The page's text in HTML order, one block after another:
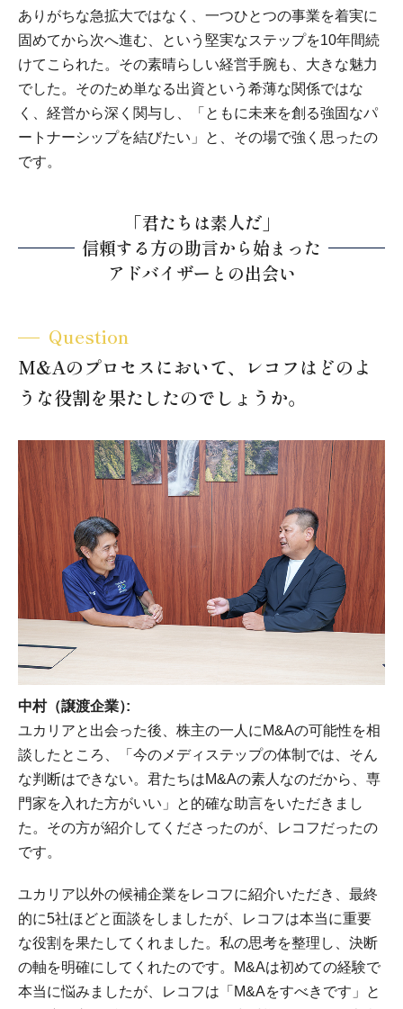
ありがちな急拡大ではなく、一つひとつの事業を着実に
固めてから次へ進む、という堅実なステップを10年間続
けてこられた。その素晴らしい経営手腕も、大きな魅力
でした。そのため単なる出資という希薄な関係ではな
く、経営から深く関与し、「ともに未来を創る強固なパ
ートナーシップを結びたい」と、その場で強く思ったの
です。
「君たちは素人だ」
信頼する方の助言から始まった
アドバイザーとの出会い
Question
M&Aのプロセスにおいて、レコフはどのよ
うな役割を果たしたのでしょうか。
中村（譲渡企業）
ユカリアと出会った後、株主の一人にM&Aの可能性を相
談したところ、「今のメディステップの体制では、そん
な判断はできない。君たちはM&Aの素人なのだから、専
門家を入れた方がいい」と的確な助言をいただきまし
た。その方が紹介してくださったのが、レコフだったの
です。
ユカリア以外の候補企業をレコフに紹介いただき、最終
的に5社ほどと面談をしましたが、レコフは本当に重要
な役割を果たしてくれました。私の思考を整理し、決断
の軸を明確にしてくれたのです。M&Aは初めての経験で
本当に悩みましたが、レコフは「M&Aをすべきです」と